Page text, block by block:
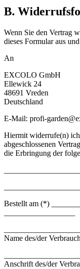
B.
Wenn Sie den Vertrag
dieses Formular aus
An
EXCOLO GmbH
Ellewick 24
48691 Vreden
Deutschland
E-Mail: profi-
Hiermit widerrufe(n)
abgeschlossenen
die Erbringung der
Bestellt am (*)
Name des/der
Anschrift des/der